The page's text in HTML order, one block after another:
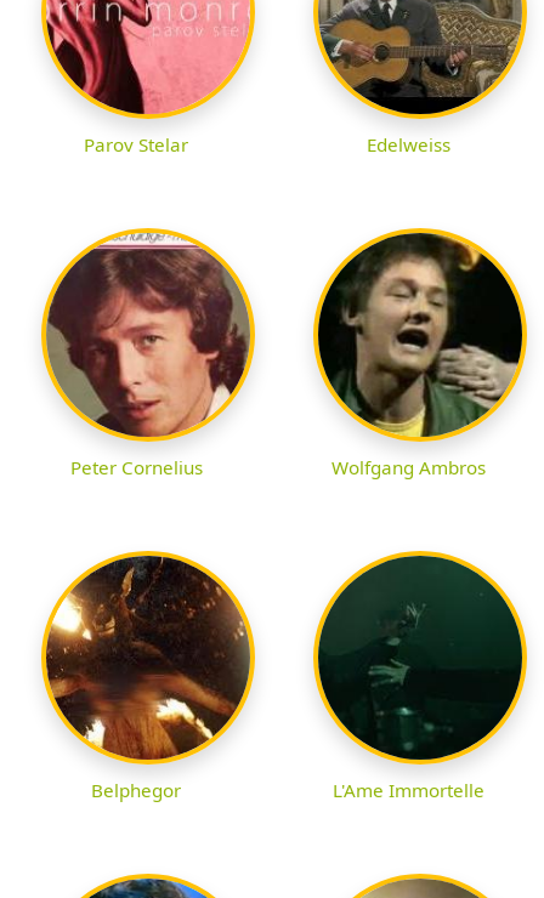
Parov Stelar Edelweiss
Peter Cornelius Wolfgang Ambros
Belphegor L'Ame Immortelle